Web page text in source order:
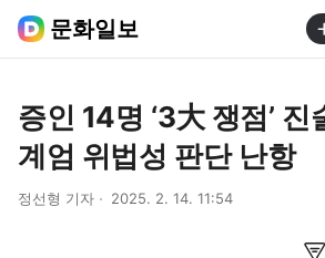
문화일보
증인 14명 ‘3大 쟁점’
계엄 위법성 판단 난항
정선형 기자 2025. 2. 14. 11:54